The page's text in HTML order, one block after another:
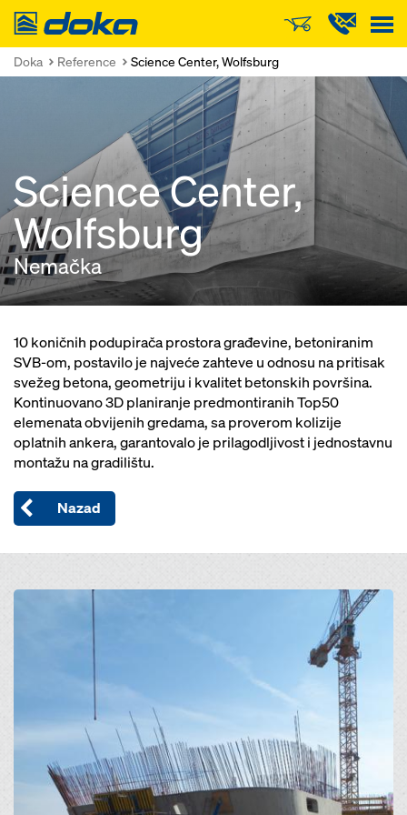
Doka
Doka Reference Science Center, Wolfsburg
Science Center,
Wolfsburg
Nemačka
10 koničnih podupirača prostora građevine, betoniranim
SVB-om, postavilo je najveće zahteve u odnosu na pritisak
svežeg betona, geometriju i kvalitet betonskih površina.
Kontinuovano 3D planiranje predmontiranih Top50
elemenata obvijenih gredama, sa proverom kolizije
oplatnih ankera, garantovalo je prilagodljivost i jednostavnu
montažu na gradilištu.
Nazad
Open